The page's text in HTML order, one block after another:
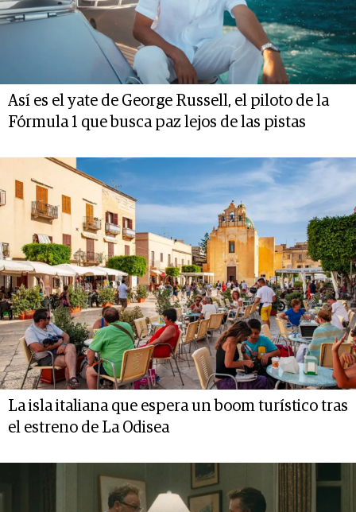
Así es el yate de George Russell, el piloto de la
Fórmula 1 que busca paz lejos de las pistas
La isla italiana que espera un boom turístico tras
el estreno de La Odisea